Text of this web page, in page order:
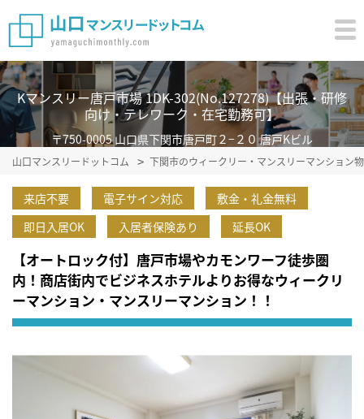
Kマンスリー唐戸市場 1DK-302(No.127278)【出張・研修
向け・テレワーク・在宅勤務可】
〒750-0005 山口県下関市唐戸町２−２０ 唐戸Kビル
山口マンスリードットコム 下関市のウィークリー・マンスリーマンション
来店不要 電子サイン対応
敷金・礼金無料
即日入居OK
入居者保険あり 延長OK
【オートロック付】唐戸市場やカモンワーフ徒歩圏
内！商店街内でビジネスホテルよりお得なウィークリ
ーマンション・マンスリーマンション！！